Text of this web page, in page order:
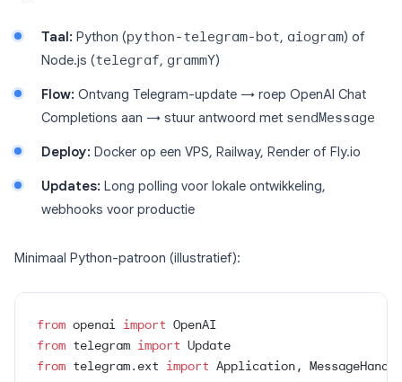
Taal: Python (python-telegram-bot, aiogram) of
Node.js (telegraf, grammY)
Flow: Ontvang Telegram-update → roep OpenAI Chat
Completions aan → stuur antwoord met sendMessage
Deploy: Docker op een VPS, Railway, Render of Fly.io
Updates: Long polling voor lokale ontwikkeling,
webhooks voor productie
Minimaal Python-patroon (illustratief):
from openai import OpenAI
from telegram import Update
from telegram.ext import Application,